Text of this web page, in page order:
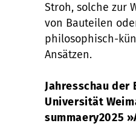
Stroh, solche zur
von Bauteilen
philosophisch-
Ansätzen.
Jahresschau der
Universität
summaery2025